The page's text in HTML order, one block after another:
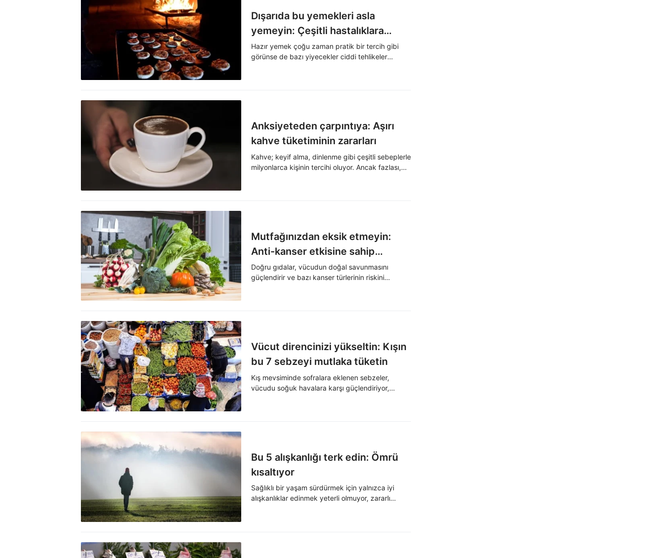
Dışarıda bu yemekleri asla
yemeyin: Çeşitli hastalıklara
neden oluyor
Hazır yemek çoğu zaman pratik bir tercih gibi
görünse de bazı yiyecekler ciddi tehlikeler
Anksiyeteden çarpıntıya: Aşırı
kahve tüketiminin zararları
Kahve; keyif alma, dinlenme gibi çeşitli sebeplerle
milyonlarca kişinin tercihi oluyor. Ancak fazlası,
Mutfağınızdan eksik etmeyin:
Anti-kanser etkisine sahip
mucizevi besinler
Doğru gıdalar, vücudun doğal savunmasını
güçlendirir ve bazı kanser türlerinin riskini
Vücut direncinizi yükseltin: Kışın
bu 7 sebzeyi mutlaka tüketin
Kış mevsiminde sofralara eklenen sebzeler,
vücudu soğuk havalara karşı güçlendiriyor,
Bu 5 alışkanlığı terk edin: Ömrü
kısaltıyor
Sağlıklı bir yaşam sürdürmek için yalnızca iyi
alışkanlıklar edinmek yeterli olmuyor, zararlı